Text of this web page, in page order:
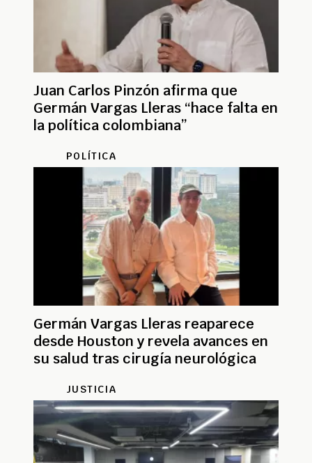
Juan Carlos Pinzón afirma que
Germán Vargas Lleras “hace falta en
la política colombiana”
POLÍTICA
Germán Vargas Lleras reaparece
desde Houston y revela avances en
su salud tras cirugía neurológica
JUSTICIA